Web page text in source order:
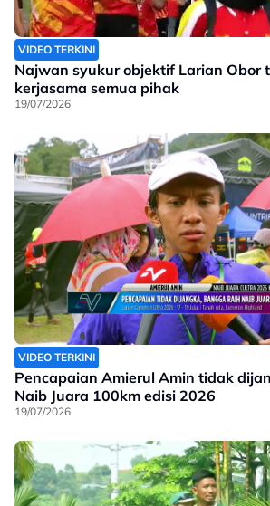
VIDEO TERKINI
Najwan syukur objektif Larian Obor
kerjasama semua pihak
19/07/2026
VIDEO TERKINI
Pencapaian Amierul Amin tidak
Naib Juara 100km edisi 2026
19/07/2026